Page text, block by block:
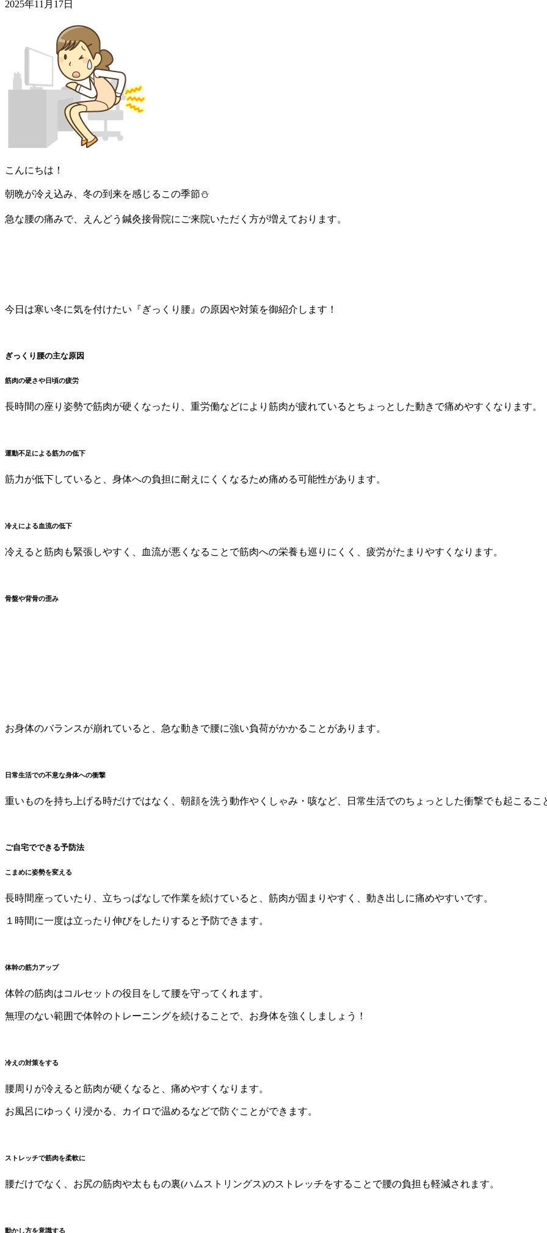
2025年11月17日
こんにちは！
朝晩が冷え込み、冬の到来を感じるこの季節⛄
急な腰の痛みで、えんどう鍼灸接骨院にご来院いただく方が増えております。
今日は寒い冬に気を付けたい『ぎっくり腰』の原因や対策を御紹介します！
ぎっくり腰の主な原因
筋肉の硬さや日頃の疲労
長時間の座り姿勢で筋肉が硬くなったり、重労働などにより筋肉が疲れているとちょっとした動きで痛めやすくなります。
運動不足による筋力の低下
筋力が低下していると、身体への負担に耐えにくくなるため痛める可能性があります。
冷えによる血流の低下
冷えると筋肉も緊張しやすく、血流が悪くなることで筋肉への栄養も巡りにくく、疲労がたまりやすくなります。
骨盤や背骨の歪み
お身体のバランスが崩れていると、急な動きで腰に強い負荷がかかることがあります。
日常生活での不意な身体への衝撃
重いものを持ち上げる時だけではなく、朝顔を洗う動作やくしゃみ・咳など、日常生活でのちょっとした衝撃でも起こるこ
ご自宅でできる予防法
こまめに姿勢を変える
長時間座っていたり、立ちっぱなしで作業を続けていると、筋肉が固まりやすく、動き出しに痛めやすいです。
１時間に一度は立ったり伸びをしたりすると予防できます。
体幹の筋力アップ
体幹の筋肉はコルセットの役目をして腰を守ってくれます。
無理のない範囲で体幹のトレーニングを続けることで、お身体を強くしましょう！
冷えの対策をする
腰周りが冷えると筋肉が硬くなると、痛めやすくなります。
お風呂にゆっくり浸かる、カイロで温めるなどで防ぐことができます。
ストレッチで筋肉を柔軟に
腰だけでなく、お尻の筋肉や太ももの裏(ハムストリングス)のストレッチをすることで腰の負担も軽減されます。
動かし方を意識する